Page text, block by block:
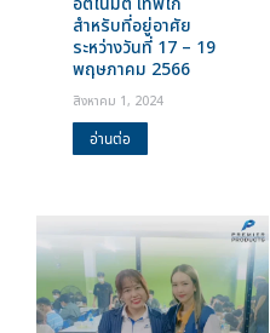
สำหรับที่อยู่อาศัย
ระหว่างวันที่ 17 – 19
พฤษภาคม 2566
สิงหาคม 1, 2024
อ่านต่อ